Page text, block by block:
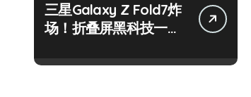
三星Galaxy Z Fold7炸
场！折叠屏黑科技一掌